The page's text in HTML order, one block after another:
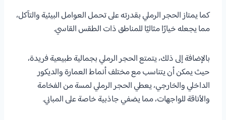
كما يمتاز الحجر الرملي بقدرته على تحمل العوامل البيئية والتآكل،
مما يجعله خيارًا مثاليًا للمناطق ذات الطقس القاسي.
بالإضافة إلى ذلك، يتمتع الحجر الرملي بجمالية طبيعية فريدة،
حيث يمكن أن يتناسب مع مختلف أنماط العمارة والديكور
الداخلي والخارجي، يعطي الحجر الرملي لمسة من الفخامة
والأناقة للواجهات، مما يضفي جاذبية خاصة على المباني.